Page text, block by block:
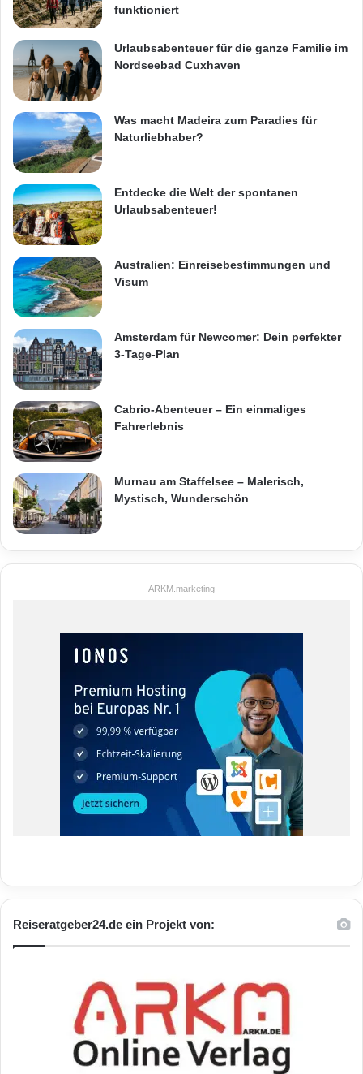
funktioniert
Urlaubsabenteuer für die ganze Familie im
Nordseebad Cuxhaven
Was macht Madeira zum Paradies für
Naturliebhaber?
Entdecke die Welt der spontanen
Urlaubsabenteuer!
Australien: Einreisebestimmungen und
Visum
Amsterdam für Newcomer: Dein perfekter
3-Tage-Plan
Cabrio-Abenteuer – Ein einmaliges
Fahrerlebnis
Murnau am Staffelsee – Malerisch,
Mystisch, Wunderschön
ARKM.marketing
Reiseratgeber24.de ein Projekt von: